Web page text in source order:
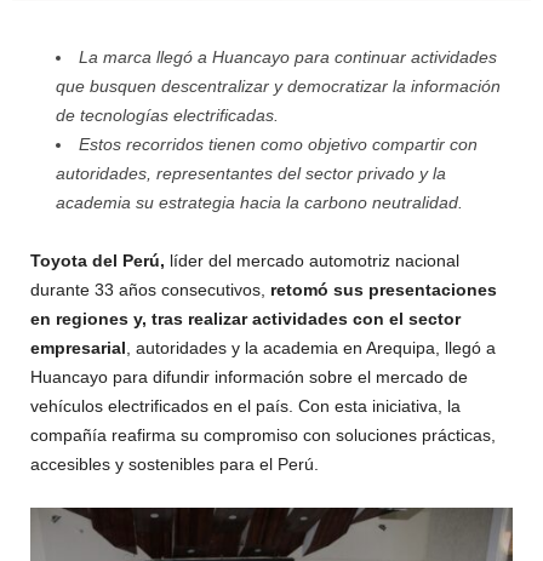
La marca llegó a Huancayo para continuar actividades
que busquen descentralizar y democratizar la información
de tecnologías electrificadas.
Estos recorridos tienen como objetivo compartir con
autoridades, representantes del sector privado y la
academia su estrategia hacia la carbono neutralidad.
Toyota del Perú, líder del mercado automotriz nacional
durante 33 años consecutivos, retomó sus presentaciones
en regiones y, tras realizar actividades con el sector
empresarial, autoridades y la academia en Arequipa, llegó a
Huancayo para difundir información sobre el mercado de
vehículos electrificados en el país. Con esta iniciativa, la
compañía reafirma su compromiso con soluciones prácticas,
accesibles y sostenibles para el Perú.